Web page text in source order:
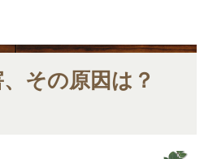
その原因は？